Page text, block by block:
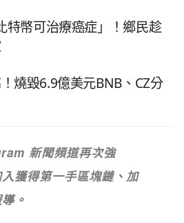
特幣可治療癌症」！鄉民趁
燒毀6.9億美元BNB、CZ分
新聞頻道再次強
獲得第一手區塊鏈、加
。